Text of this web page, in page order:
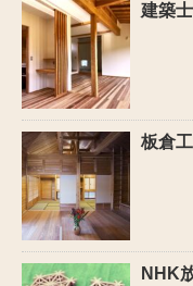
建築
板倉
NHK